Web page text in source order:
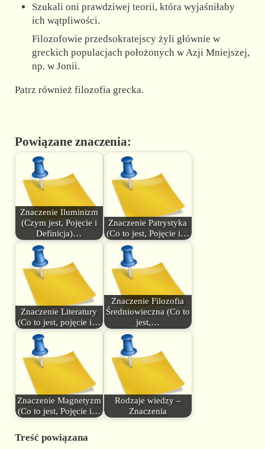
Szukali oni prawdziwej teorii, która wyjaśniłaby
ich wątpliwości.
Filozofowie przedsokratejscy żyli głównie w
greckich populacjach położonych w Azji Mniejszej,
np. w Jonii.
Patrz również filozofia grecka.
Powiązane znaczenia:
Znaczenie Iluminizm
(Czym jest, Pojęcie i
Definicja)…
Znaczenie Patrystyka
(Co to jest, Pojęcie i…
Znaczenie Literatury
(Co to jest, pojęcie i…
Znaczenie Filozofia
Średniowieczna (Co to
jest,…
Znaczenie Magnetyzm
(Co to jest, Pojęcie i…
Rodzaje wiedzy –
Znaczenia
Treść powiązana